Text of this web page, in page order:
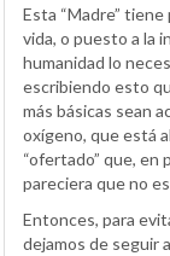
Esta “Madre”
vida, o puesto a la
humanidad lo
escribiendo esto
más básicas sean
oxígeno, que está
“ofertado” que, en
pareciera que no
Entonces, para
dejamos de seguir